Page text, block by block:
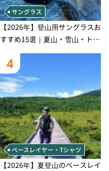
サングラス
【2026年】登山用サングラスお
すすめ15選｜夏山・雪山・トレ
ラン別、シーンで選ぶ失敗しな
い一本
4
ベースレイヤー・Tシャツ
【2026年】夏登山のベースレイ